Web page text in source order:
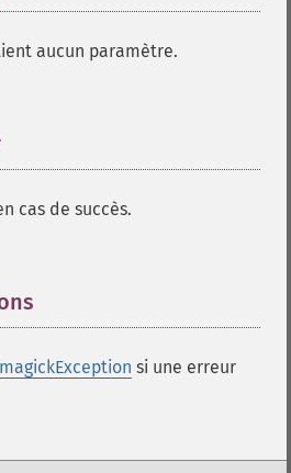
aucun paramètre.
cas de succès.
si une erreur